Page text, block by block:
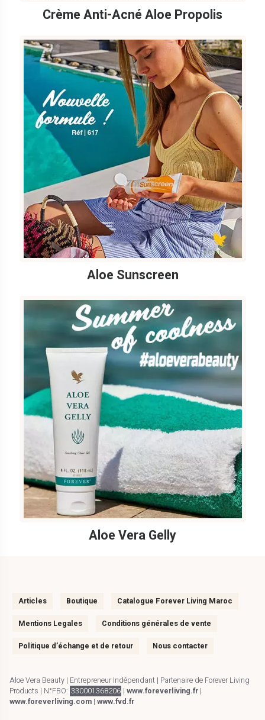
Crème Anti-Acné Aloe Propolis
Aloe Sunscreen
Aloe Vera Gelly
Articles Boutique Catalogue Forever Living Maroc
Mentions Legales Conditions générales de vente
Politique d’échange et de retour Nous contacter
Aloe Vera Beauty | Entrepreneur Indépendant | Partenaire de Forever Living
Products | N°FBO: 330001368206 | www.foreverliving.fr|
www.foreverliving.com |www.fvd.fr